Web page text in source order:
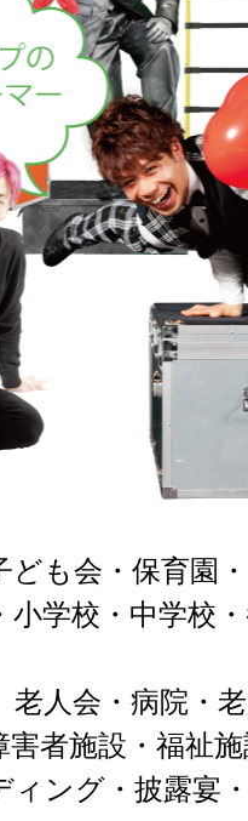
ども会・保育園
小学校・中学校
老人会・病院・
者施設・福祉
ィング・披露宴